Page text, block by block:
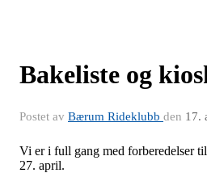
Bakeliste og
Postet av Bærum Rideklubb den 17.
Vi er i full gang med forberedelser
27. april.